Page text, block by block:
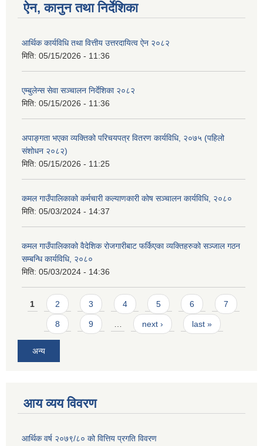
ऐन, कानुन तथा निर्देशिका
आर्थिक कार्यविधि तथा वित्तीय उत्तरदायित्व ऐन २०८२
मिति: 05/15/2026 - 11:36
एम्बुलेन्स सेवा सञ्चालन निर्देशिका २०८२
मिति: 05/15/2026 - 11:36
अपाङ्गता भएका व्यक्तिको परिचयपत्र वितरण कार्यविधि, २०७५ (पहिलो
संशोधन २०८२)
मिति: 05/15/2026 - 11:25
कमल गाउँपालिकाको कर्मचारी कल्याणकारी कोष सञ्चालन कार्यविधि, २०८०
मिति: 05/03/2024 - 14:37
कमल गाउँपालिकाको वैदेशिक रोजगारीबाट फर्किएका व्यक्तिहरुको सञ्जाल गठन
सम्बन्धि कार्यविधि, २०८०
मिति: 05/03/2024 - 14:36
Pages
1 2 3 4 5 6 7
8 9 next › last »
अन्य
आय व्यय विवरण
आर्थिक वर्ष २०७९/८० को वित्तिय प्रगति विवरण